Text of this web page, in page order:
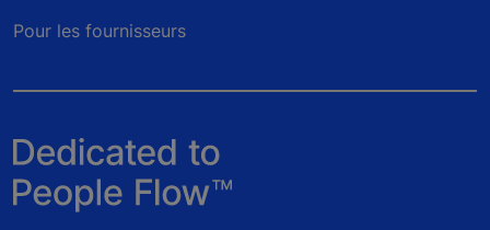
Pour les fournisseurs